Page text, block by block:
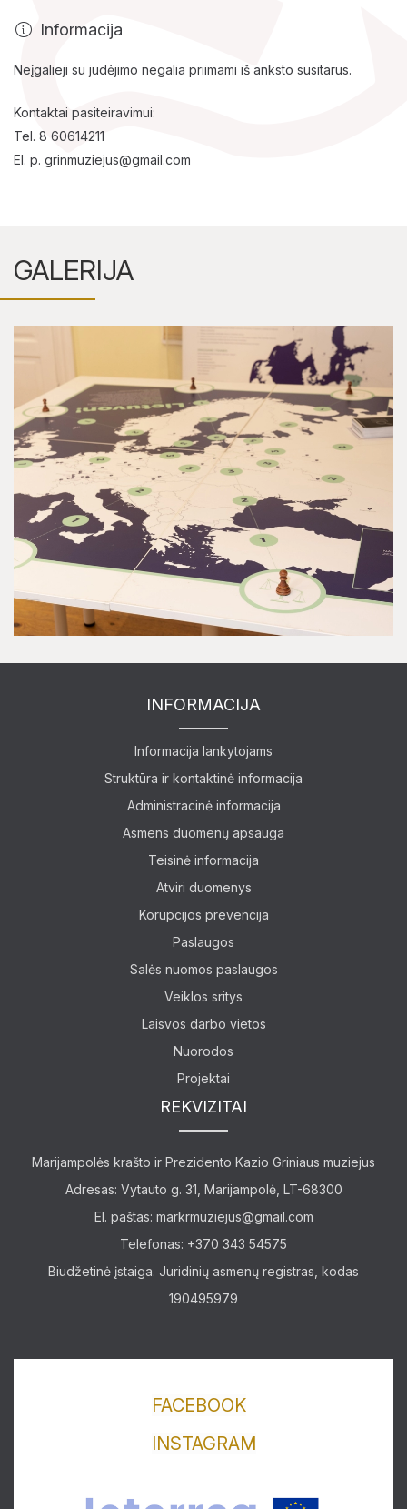
Lankytojams
Lankytojams
Ekspozicijos
Edukaciniai užsiėmimai
Informacija
Neįgalieji su judėjimo negalia priimami iš anksto susitarus.
Kontaktai pasiteiravimui:
Tel. 8 60614211
El. p. grinmuziejus@gmail.com
GALERIJA
INFORMACIJA
Informacija lankytojams
Struktūra ir kontaktinė informacija
Administracinė informacija
Asmens duomenų apsauga
Teisinė informacija
Atviri duomenys
Korupcijos prevencija
Paslaugos
Salės nuomos paslaugos
Veiklos sritys
Laisvos darbo vietos
Nuorodos
Projektai
REKVIZITAI
Marijampolės krašto ir Prezidento Kazio Griniaus muziejus
Adresas: Vytauto g. 31, Marijampolė, LT-68300
El. paštas: markrmuziejus@gmail.com
Telefonas: +370 343 54575
Biudžetinė įstaiga. Juridinių asmenų registras, kodas
190495979
FACEBOOK
INSTAGRAM